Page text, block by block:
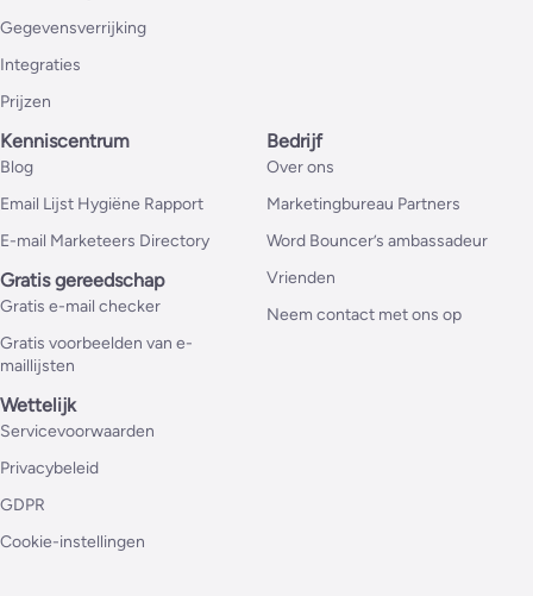
Gegevensverrijking
Integraties
Prijzen
Kenniscentrum
Blog
Email Lijst Hygiëne Rapport
E-mail Marketeers Directory
Gratis gereedschap
Gratis e-mail checker
Gratis voorbeelden van e-
maillijsten
Bedrijf
Over ons
Marketingbureau Partners
Word Bouncer’s ambassadeur
Vrienden
Neem contact met ons op
Wettelijk
Servicevoorwaarden
Privacybeleid
GDPR
Cookie-instellingen